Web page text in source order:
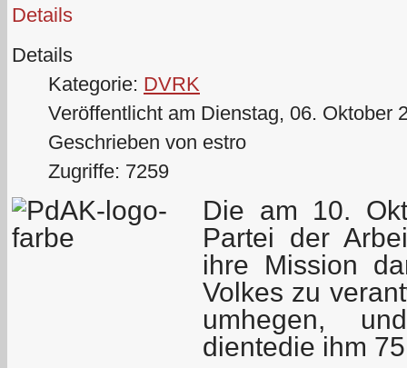
Details
Details
Kategorie: DVRK
Veröffentlicht am Dienstag, 06. Oktober
Geschrieben von estro
Zugriffe: 7259
Die am 10.
Partei der
ihre Mission
Volkes zu
umhegen,
dientedie ihm